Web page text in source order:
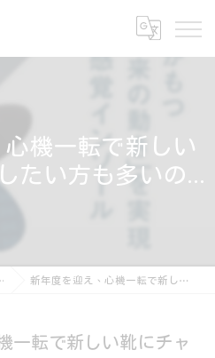
機一転で新しい
たい方も多いの...
新年度を迎え、心機一転で新しい靴にチャレンジしたい方も多いの...
一転で新しい靴にチャ